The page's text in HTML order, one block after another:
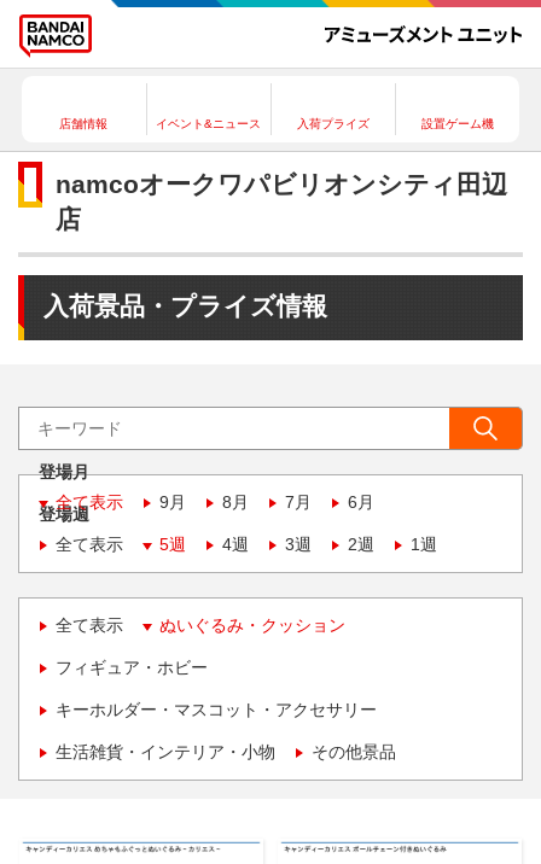
店舗情報 イベント&ニュース 入荷プライズ 設置ゲーム機
namcoオークワパビリオンシティ田辺
店
入荷景品・プライズ情報
登場月
全て表示
9月 8月 7月 6月
登場週
全て表示
5週 4週 3週 2週 1週
全て表示 ぬいぐるみ・クッション
フィギュア・ホビー
キーホルダー・マスコット・アクセサリー
生活雑貨・インテリア・小物 その他景品